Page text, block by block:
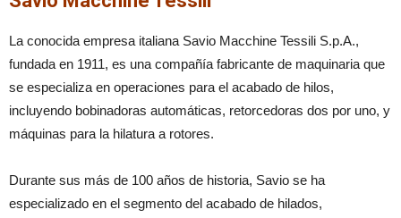
La conocida empresa italiana Savio Macchine Tessili S.p.A.,
fundada en 1911, es una compañía fabricante de maquinaria que
se especializa en operaciones para el acabado de hilos,
incluyendo bobinadoras automáticas, retorcedoras dos por uno, y
máquinas para la hilatura a rotores.
Durante sus más de 100 años de historia, Savio se ha
especializado en el segmento del acabado de hilados,